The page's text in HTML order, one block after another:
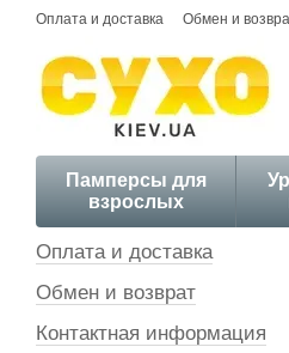
Перейти к основному контенту
Оплата и доставка Обмен и
Памперсы для
взрослых
Оплата и доставка
Обмен и возврат
Контактная информация